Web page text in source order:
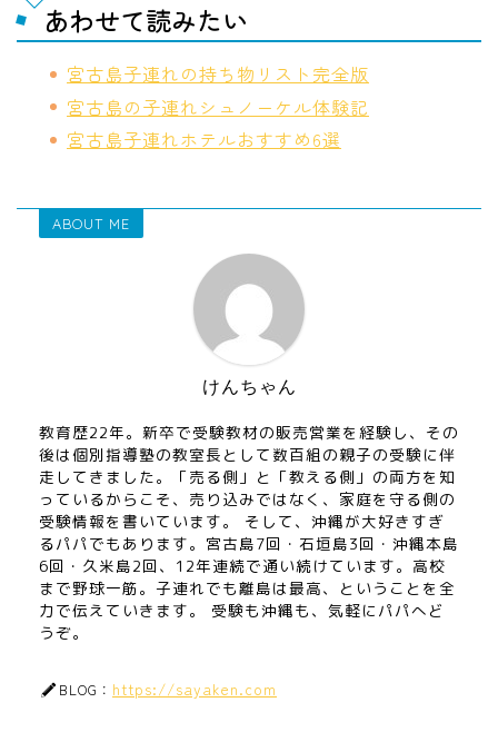
あわせて読みたい
宮古島子連れの持ち物リスト完全版
宮古島の子連れシュノーケル体験記
宮古島子連れホテルおすすめ6選
ABOUT ME
けんちゃん
教育歴22年。新卒で受験教材の販売営業を経験し、その
後は個別指導塾の教室長として数百組の親子の受験に伴
走してきました。「売る側」と「教える側」の両方を知
っているからこそ、売り込みではなく、家庭を守る側の
受験情報を書いています。 そして、沖縄が大好きすぎ
るパパでもあります。宮古島7回・石垣島3回・沖縄本島
6回・久米島2回、12年連続で通い続けています。高校
まで野球一筋。子連れでも離島は最高、ということを全
力で伝えていきます。 受験も沖縄も、気軽にパパへど
うぞ。
BLOG： https://sayaken.com